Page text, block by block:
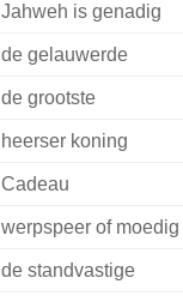
Jahweh is genadig
de gelauwerde
de grootste
heerser koning
Cadeau
werpspeer of moedig
de standvastige